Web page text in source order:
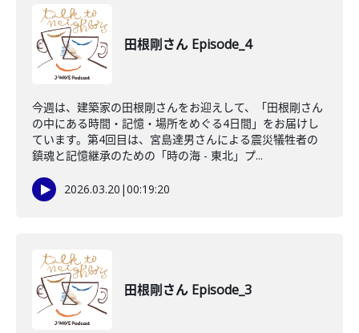
田根剛さん Episode_4
今週は、建築家の田根剛さんをお迎えして、「田根剛さん
の中にある時間・記憶・場所をめぐる4日間」をお届けし
ています。第4回目は、宮島達男さんによる震災犠牲者の
鎮魂と記憶継承のための「時の海 - 東北」プ...
2026.03.20 |00:19:20
田根剛さん Episode_3